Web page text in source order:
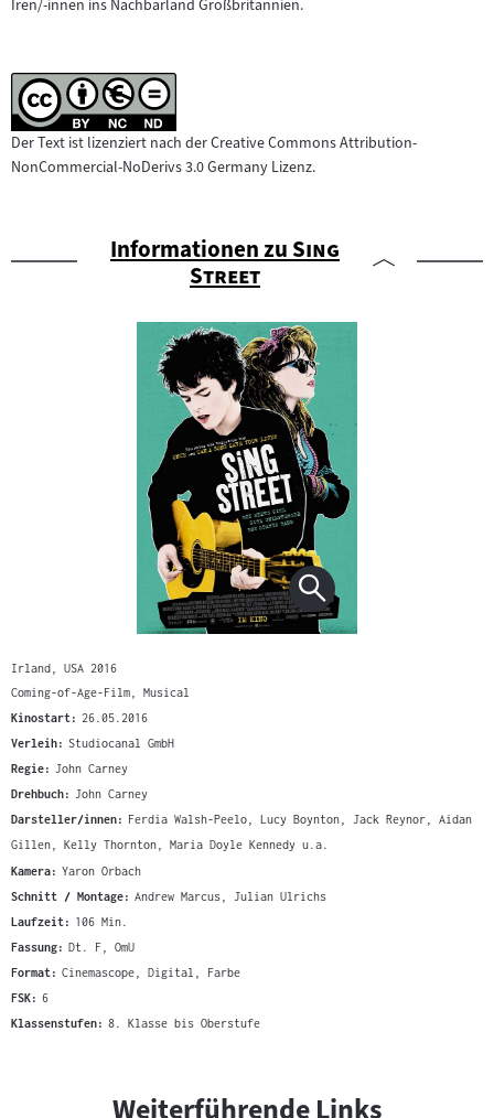
Iren/-innen ins Nachbarland Großbritannien.
Der Text ist lizenziert nach der Creative Commons Attribution-
NonCommercial-NoDerivs 3.0 Germany Lizenz.
Informationen zu "
Sing
Street"
Irland, USA 2016
Coming-of-Age-Film, Musical
Kinostart: 26.05.2016
Verleih: Studiocanal GmbH
Regie: John Carney
Drehbuch: John Carney
Darsteller/innen: Ferdia Walsh-Peelo, Lucy Boynton, Jack Reynor, Aidan
Gillen, Kelly Thornton, Maria Doyle Kennedy u.a.
Kamera: Yaron Orbach
Schnitt / Montage: Andrew Marcus, Julian Ulrichs
Laufzeit: 106 Min.
Fassung: Dt. F, OmU
Format: Cinemascope, Digital, Farbe
FSK: 6
Klassenstufen: 8. Klasse bis Oberstufe
Weiterführende Links